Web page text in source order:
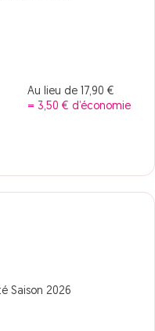
Au lieu de 17,90 €
= 3,50 € d’économie
Saison 2026